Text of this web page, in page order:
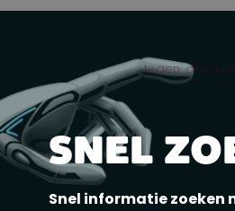
ONZE
Het
tegen
SNEL
Snel informatie zoeken